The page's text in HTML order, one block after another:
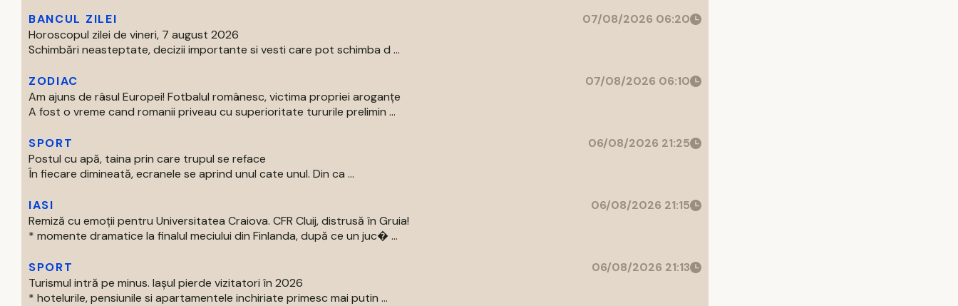
BANCUL ZILEI
07/08/2026 06:20
Horoscopul zilei de vineri, 7 august 2026
Schimbări neasteptate, decizii importante si vesti care pot schimba d ...
ZODIAC
07/08/2026 06:10
Am ajuns de râsul Europei! Fotbalul românesc, victima propriei aroganțe
A fost o vreme cand romanii priveau cu superioritate tururile prelimin ...
SPORT
06/08/2026 21:25
Postul cu apă, taina prin care trupul se reface
În fiecare dimineată, ecranele se aprind unul cate unul. Din ca ...
IASI
06/08/2026 21:15
Remiză cu emoții pentru Universitatea Craiova. CFR Cluij, distrusă în Gruia!
* momente dramatice la finalul meciului din Finlanda, după ce un juc� ...
SPORT
06/08/2026 21:13
Turismul intră pe minus. Iașul pierde vizitatori în 2026
* hotelurile, pensiunile si apartamentele inchiriate primesc mai putin ...